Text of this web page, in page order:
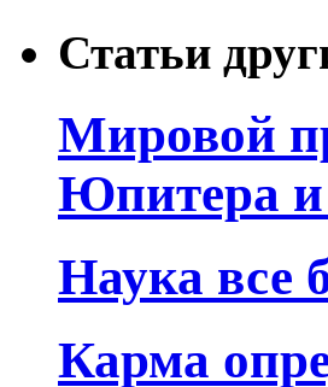
Статьи
Мировой
Юпитера и
Наука все
Карма